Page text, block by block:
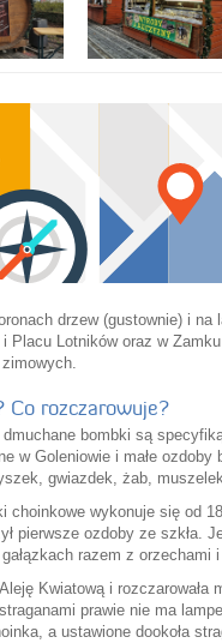
drzew (gustownie) i
i Placu Lotników oraz w
Co rozczarowuje?
bombki są
w Goleniowie i małe
gwiazdek, żab,
choinkowe wykonuje się od
pierwsze ozdoby ze szkła.
razem z orzechami i
Kwiatową i
prawie nie ma
a ustawione dookoła